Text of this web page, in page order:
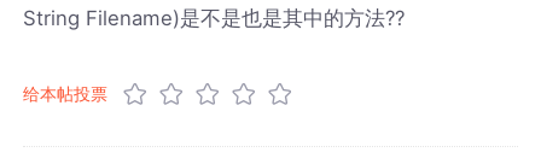
String Filename)是不是也是其中的方法??
给本帖投票